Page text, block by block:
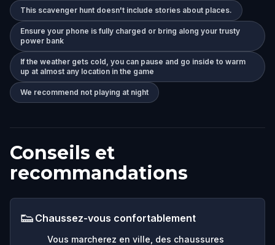
This scavenger hunt doesn't include stories about places.
Ensure your phone is fully charged or bring along your trusty
power bank
If the weather gets cold, you can pause and go inside to warm
up at almost any location in the game
We recommend not playing at night
Conseils et
recommandations
👟 Chaussez-vous confortablement
Vous marcherez en ville, des chaussures